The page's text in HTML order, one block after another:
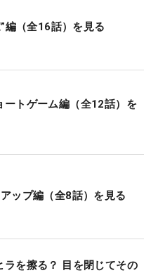
編（全16話）を見る
ートゲーム編（全12話）を
ップ編（全8話）を見る
ラを擦る？ 目を閉じてその